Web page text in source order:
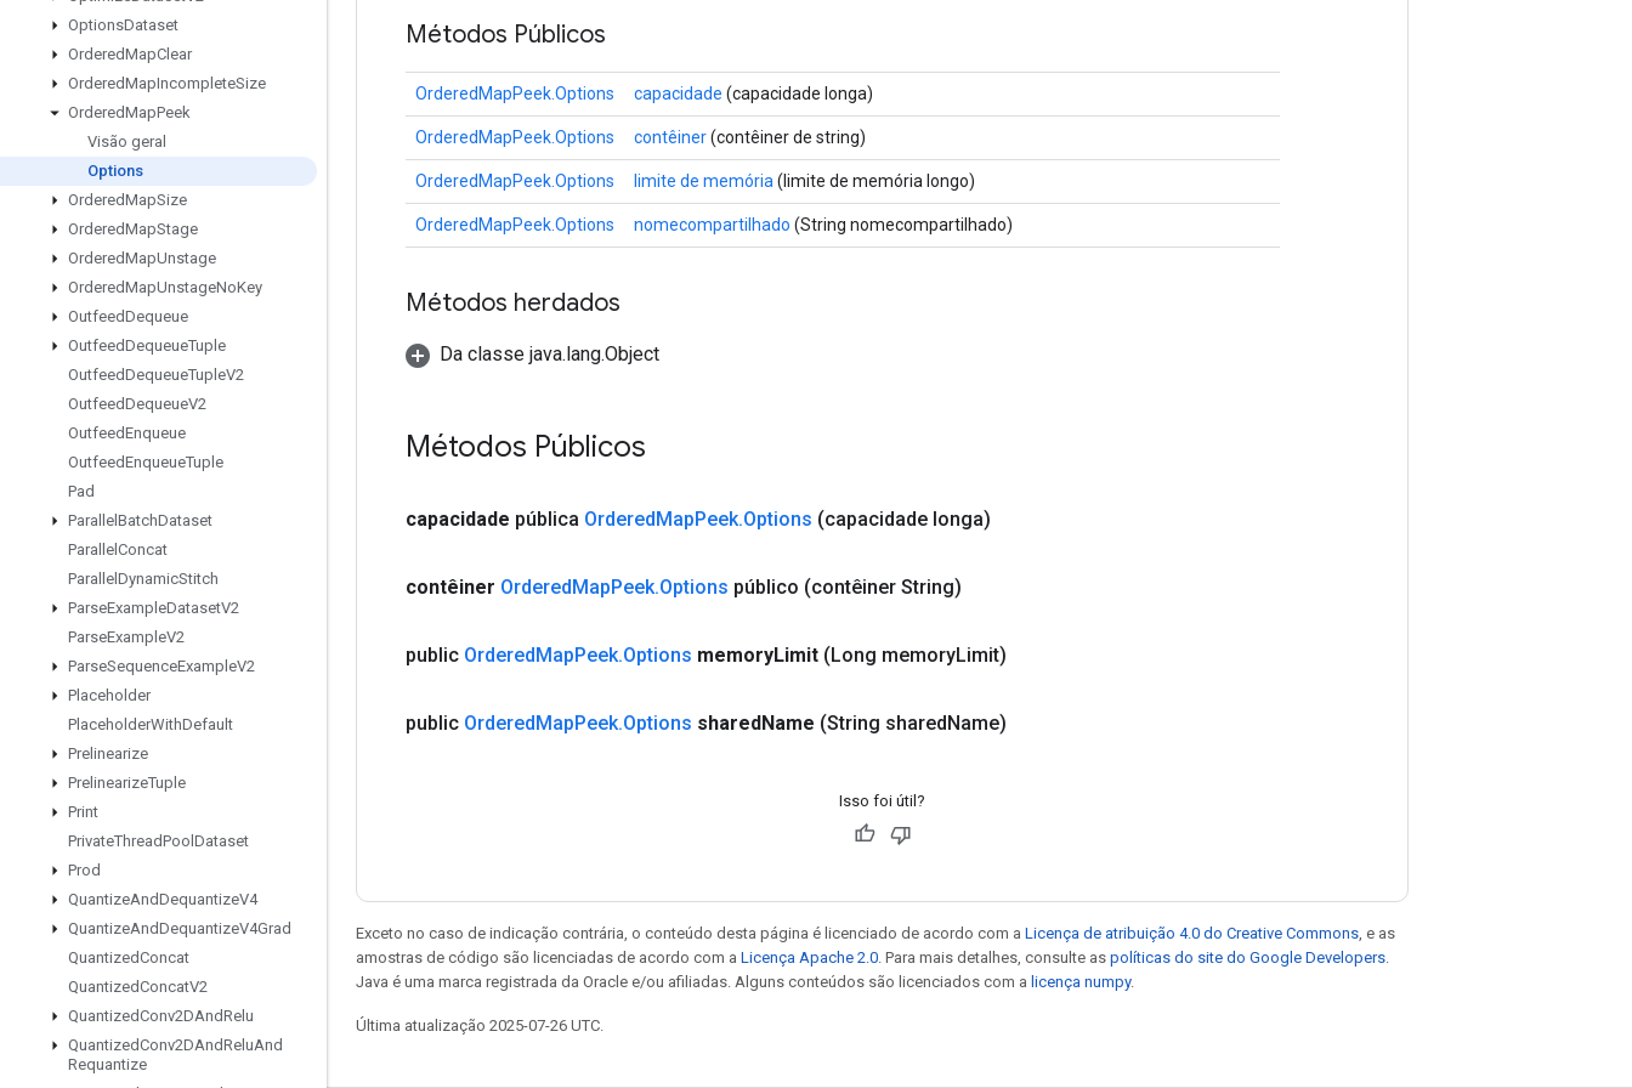
OptionsDataset
OrderedMapClear
OrderedMapIncompleteSize
OrderedMapPeek
Visão geral
Options
OrderedMapSize
OrderedMapStage
OrderedMapUnstage
OrderedMapUnstageNoKey
OutfeedDequeue
OutfeedDequeueTuple
OutfeedDequeueTupleV2
OutfeedDequeueV2
OutfeedEnqueue
OutfeedEnqueueTuple
Pad
Parallel BatchDataset
Parallel Concat
Parallel DynamicStitch
ParseExampleDatasetV2
ParseExampleV2
ParseSequenceExampleV2
Placeholder
PlaceholderWithDefault
Prelinearize
PrelinearizeTuple
Print
PrivateThreadPool Dataset
Prod
QuantizeAndDequantizeV4
QuantizeAndDequantizeV4Grad
QuantizedConcat
QuantizedConcatV2
QuantizedConv2DAndRelu
QuantizedConv2DAndReluAnd
Requantize
Métodos Públicos
OrderedMapPeek.Options capacidade (capacidade longa)
OrderedMapPeek.Options contêiner(contêiner de string)
OrderedMapPeek.Options limite de memória (limite de memória longo)
OrderedMapPeek.Options nomecompartilhado (String nomecompartilhado)
Métodos herdados
Da classe java.lang.Object
Métodos Públicos
capacidade pública OrderedMapPeek.Options (capacidade longa)
contêiner OrderedMapPeek.Options público (contêiner String)
public OrderedMapPeek.Options memoryLimit (Long memoryLimit)
public OrderedMapPeek.Options sharedName (String sharedName)
Isso foi útil?
Exceto no caso de indicação contrária, o conteúdo desta página é licenciado de acordo com a Licença de atribuição 4.0 do Creative Commons , e as
amostras de código são licenciadas de acordo com a Licença Apache 2.0 . Para mais detalhes, consulte as políticas do site do Google Developers
Java é uma marca registrada da Oracle e/ou afiliadas. Alguns conteúdos são licenciados com a licença numpy.
Última atualização 2025-07-26 UTC.